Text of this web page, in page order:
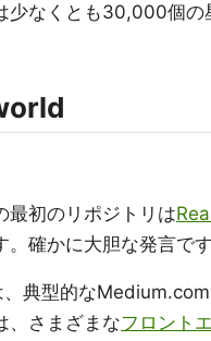
少なくとも30,000個の
最初のリポジトリは
。確かに大胆な発言で
典型的な
、さまざまなフロント